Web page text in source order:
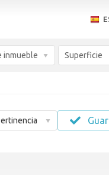
inmueble Superficie